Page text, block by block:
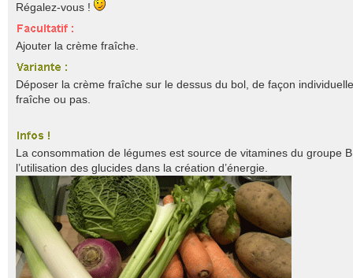
Régalez-vous !
Ajouter la crème fraîche.
Déposer la crème fraîche sur le dessus du bol, de façon
fraîche ou pas.
La consommation de légumes est source de vitamines du groupe
l’utilisation des glucides dans la création d’énergie.